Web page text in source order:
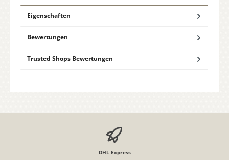
Eigenschaften
Bewertungen
Trusted Shops Bewertungen
DHL Express